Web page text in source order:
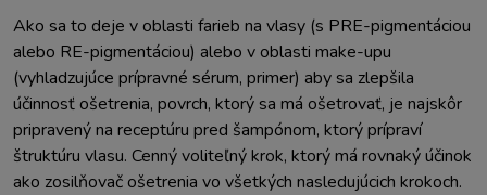
Ako sa to deje v oblasti farieb na vlasy (s PRE-pigmentáciou
alebo RE-pigmentáciou) alebo v oblasti make-upu
(vyhladzujúce prípravné sérum, primer) aby sa zlepšila
účinnosť ošetrenia, povrch, ktorý sa má ošetrovať, je najskôr
pripravený na receptúru pred šampónom, ktorý prípraví
štruktúru vlasu. Cenný voliteľný krok, ktorý má rovnaký účinok
ako zosilňovač ošetrenia vo všetkých nasledujúcich krokoch.